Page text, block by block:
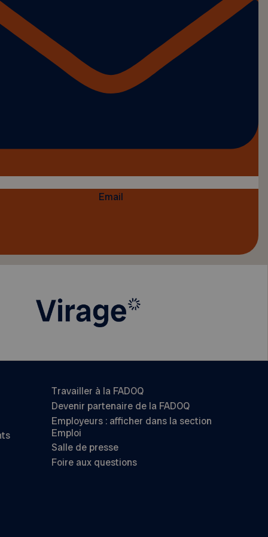
Email
Travailler à la FADOQ
Devenir partenaire de la FADOQ
Employeurs : afficher dans la section
Emploi
Salle de presse
Foire aux questions